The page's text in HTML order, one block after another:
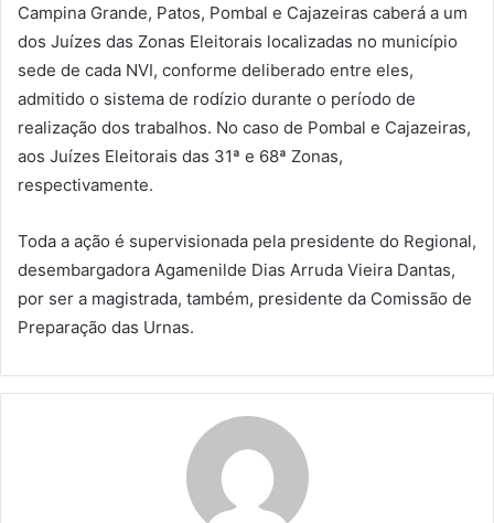
Campina Grande, Patos, Pombal e Cajazeiras caberá a um
dos Juízes das Zonas Eleitorais localizadas no município
sede de cada NVI, conforme deliberado entre eles,
admitido o sistema de rodízio durante o período de
realização dos trabalhos. No caso de Pombal e Cajazeiras,
aos Juízes Eleitorais das 31ª e 68ª Zonas,
respectivamente.
Toda a ação é supervisionada pela presidente do Regional,
desembargadora Agamenilde Dias Arruda Vieira Dantas,
por ser a magistrada, também, presidente da Comissão de
Preparação das Urnas.